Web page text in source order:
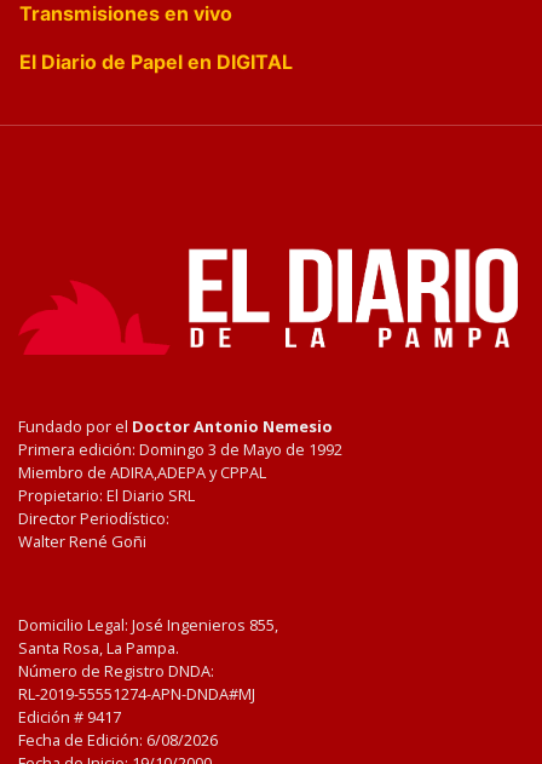
Transmisiones en vivo
El Diario de Papel en DIGITAL
Fundado por el Doctor Antonio Nemesio
Primera edición: Domingo 3 de Mayo de 1992
Miembro de ADIRA,ADEPA y CPPAL
Propietario: El Diario SRL
Director Periodístico:
Walter René Goñi
Domicilio Legal: José Ingenieros 855,
Santa Rosa, La Pampa.
Número de Registro DNDA:
RL-2019-55551274-APN-DNDA#MJ
Edición # 9417
Fecha de Edición: 6/08/2026